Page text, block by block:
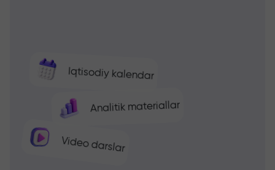
Iqtisodiy kalendar
Analitik materiallar
Video darslar